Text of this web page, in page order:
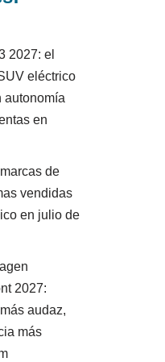
2027: el
eléctrico
autonomía
en
de
vendidas
en julio de
2027:
audaz,
más